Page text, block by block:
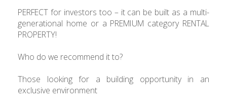
PERFECT for investors too – it can be built as a multi-
generational home or a PREMIUM category RENTAL
PROPERTY!
Who do we recommend it to?
Those looking for a building opportunity in an
exclusive environment